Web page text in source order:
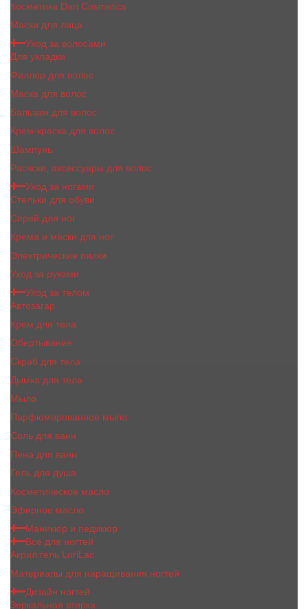
Косметика Dari Cosmetics
Маски для лица
Уход за волосами
Для укладки
Филлер для волос
Маска для волос
Бальзам для волос
Крем-краска для волос
Шампунь
Расчски, аксессуары для волос
Уход за ногами
Стельки для обуви
Спрей для ног
Крема и маски для ног
Электрические пилки
Уход за руками
Уход за телом
Автозагар
Крем для тела
Обертывание
Скраб для тела
Дымка для тела
Мыло
Парфюмированное мыло
Соль для ванн
Пена для ванн
Гель для душа
Косметическое масло
Эфирное масло
Маникюр и педикюр
Все для ногтей
Акрил гель LoriLac
Материалы для наращивания ногтей
Дизайн ногтей
Зеркальная втирка